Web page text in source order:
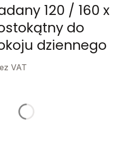
120 / 160 x
do
dziennego
VAT